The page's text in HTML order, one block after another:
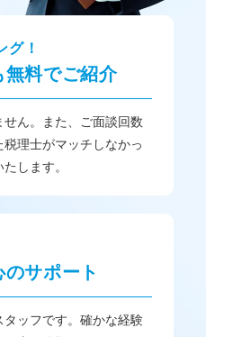
グ！
無料でご紹介
ん。また、ご面談回数
理士がマッチしなかっ
します。
サポート
ッフです。確かな経験